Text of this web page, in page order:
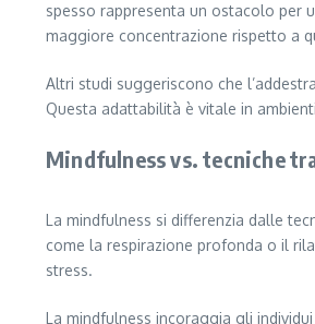
spesso rappresenta un ostacolo per
maggiore concentrazione rispetto a
Altri studi suggeriscono che
Questa adattabilità è vitale in
Mindfulness vs. tecniche
La mindfulness si differenzia dalle
come la respirazione profonda o il
stress.
La mindfulness incoraggia gli